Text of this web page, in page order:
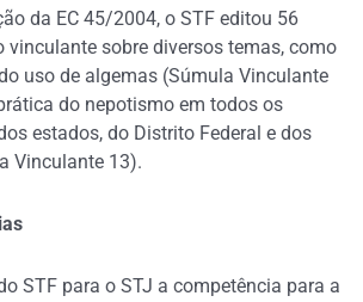
da EC 45/2004, o STF editou 56
vinculante sobre diversos temas, como
uso de algemas (Súmula Vinculante
do nepotismo em todos os
estados, do Distrito Federal e dos
Vinculante 13).
STF para o STJ a competência para a